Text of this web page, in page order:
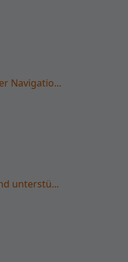
Navigatio...
unterstü...